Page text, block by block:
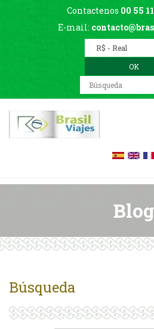
Contactenos 00 55
E-mail:
Blog
Búsqueda